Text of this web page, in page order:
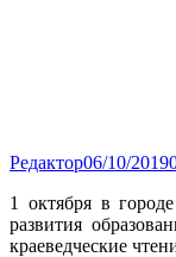
Редактор06/10/2019
1 октября в
развития
краеведческие